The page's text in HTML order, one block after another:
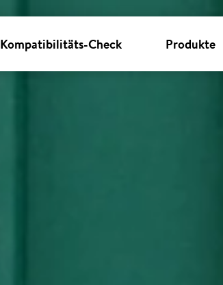
Kompatibilitäts-Check Produkte